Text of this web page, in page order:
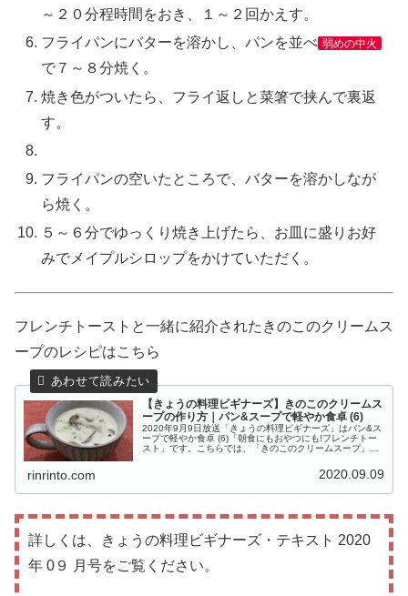
～２０分程時間をおき、１～２回かえす。
フライパンにバターを溶かし、パンを並べ 弱めの中火
で７～８分焼く。
焼き色がついたら、フライ返しと菜箸で挟んで裏返
す。
フライパンの空いたところで、バターを溶かしなが
ら焼く。
５～６分でゆっくり焼き上げたら、お皿に盛りお好
みでメイプルシロップをかけていただく。
フレンチトーストと一緒に紹介されたきのこのクリームス
ープのレシピはこちら
【きょうの料理ビギナーズ】きのこのクリームス
ープの作り方｜パン&スープで軽やか食卓 (6)
2020年9月9日放送「きょうの料理ビギナーズ」はパン&ス
ープで軽やか食卓 (6)「朝食にもおやつにも!フレンチトー
スト」です。こちらでは、「きのこのクリームスープ」の
rinrinto.com 2020.09.09
詳しくは、きょうの料理ビギナーズ・テキスト 2020
年 0９ 月号をご覧ください。